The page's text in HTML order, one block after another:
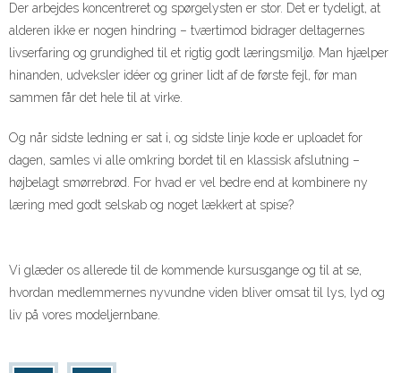
Der arbejdes koncentreret og spørgelysten er stor. Det er tydeligt, at
alderen ikke er nogen hindring – tværtimod bidrager deltagernes
livserfaring og grundighed til et rigtig godt læringsmiljø. Man hjælper
hinanden, udveksler idéer og griner lidt af de første fejl, før man
sammen får det hele til at virke.
Og når sidste ledning er sat i, og sidste linje kode er uploadet for
dagen, samles vi alle omkring bordet til en klassisk afslutning –
højbelagt smørrebrød. For hvad er vel bedre end at kombinere ny
læring med godt selskab og noget lækkert at spise?
Vi glæder os allerede til de kommende kursusgange og til at se,
hvordan medlemmernes nyvundne viden bliver omsat til lys, lyd og
liv på vores modeljernbane.